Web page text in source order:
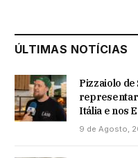
ÚLTIMAS NOTÍCIAS
Pizzaiolo de
representar
Itália e nos
9 de Agosto,